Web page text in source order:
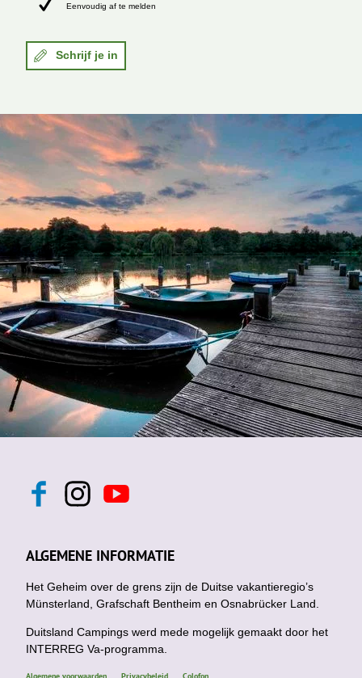
Eenvoudig af te melden
Schrijf je in
F
b
o
k
I
n
a
g
a
m
Y
o
u
b
ALGEMENE INFORMATIE
Het Geheim over de grens zijn de Duitse vakantieregio’s
Münsterland, Grafschaft Bentheim en Osnabrücker Land.
Duitsland Campings werd mede mogelijk gemaakt door het
INTERREG Va-programma.